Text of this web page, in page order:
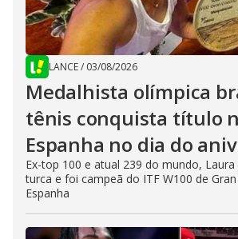
LANCE/ 03/08/2026
Medalhista olímpica
tênis conquista título
Espanha no dia do
Ex-top 100 e atual 239 do mundo,
turca e foi campeã do ITF W100 de
Espanha